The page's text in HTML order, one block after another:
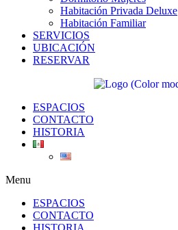
Habitación Privada Deluxe
Habitación Familiar
SERVICIOS
UBICACIÓN​
RESERVAR
ESPACIOS
CONTACTO
HISTORIA
Menu
ESPACIOS
CONTACTO